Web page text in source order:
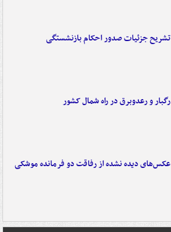
تشریح جزئیات صدور احکام بازنشستگی
رگبار و رعدوبرق در راه شمال کشور
عکس‌های دیده نشده از رفاقت دو فرمانده‌ موشکی